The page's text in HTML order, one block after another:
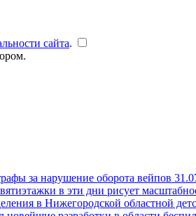
сайта.
за нарушение оборота вейпов
в эти дни рисует
в Нижегородской областной